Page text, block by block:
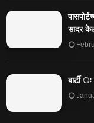
सादर
बार्टी